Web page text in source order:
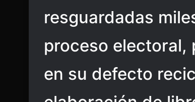
resguardadas
proceso electoral,
en su defecto